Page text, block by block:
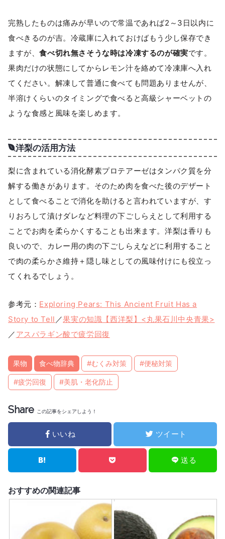
完熟したものは痛みが早いので常温であれば2～3日以内に
食べきるのが吉。冷蔵庫に入れておけばもう少し保存でき
ますが、食べ切れ無さそうな時は冷凍するのが確実です。
果肉だけの状態にしてからレモン汁を絡めて冷凍庫へ入れ
てください。解凍して普通に食べても問題ありませんが、
半溶けくらいのタイミングで食べると高級シャーベットの
ような食感と風味を楽しめます。
洋梨の活用方法
梨に含まれている消化酵素プロテアーゼはタンパク質を分
解する働きがあります。そのため肉を食べた後のデザート
として食べることで消化を助けると言われていますが、す
りおろして漬けダレなど料理の下ごしらえとして利用する
ことでお肉を柔らかくすることも出来ます。洋梨は香りも
良いので、カレー用の肉の下ごしらえなどに利用すること
で肉の柔らかさ維持＋隠し味としての風味付けにも役立っ
てくれるでしょう。
参考元： Exploring Pears: This Ancient Fruit Has a
Story to Tell ／果実の知識【西洋梨】<丸果石川中央青果>
／ アスパラギン酸で疲労回復
果物 食べ物辞典 #むくみ対策 #便秘対策
#疲労回復 #美肌・老化防止
Share この記事をシェアしよう！
いいね ツイート
送る
おすすめの関連記事